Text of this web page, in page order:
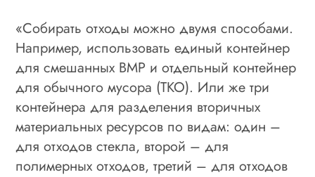
«Собирать отходы можно двумя способами.
Например, использовать единый контейнер
для смешанных ВМР и отдельный контейнер
для обычного мусора (ТКО). Или же три
контейнера для разделения вторичных
материальных ресурсов по видам: один –
для отходов стекла, второй – для
полимерных отходов, третий – для отходов